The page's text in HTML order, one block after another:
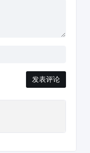
发表评论